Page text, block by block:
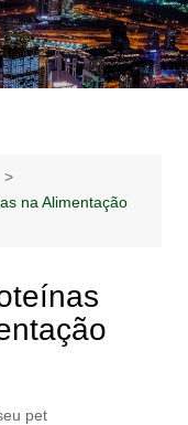
–
–
na Alimentação
pet